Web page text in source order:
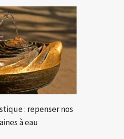
: repenser nos
à eau